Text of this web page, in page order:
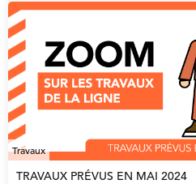
Travaux
TRAVAUX PRÉVUS EN MAI 2024